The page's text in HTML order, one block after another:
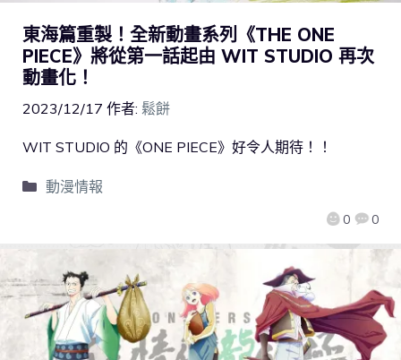
東海篇重製！全新動畫系列《THE ONE
PIECE》將從第一話起由 WIT STUDIO 再次
動畫化！
2023/12/17 作者: 鬆餅
0 0
WIT STUDIO 的《ONE PIECE》好令人期待！！
動漫情報